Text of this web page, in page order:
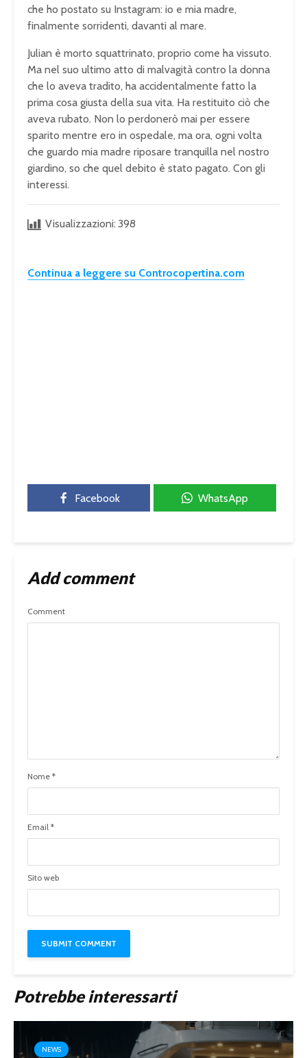
che ho postato su Instagram: io e mia madre,
finalmente sorridenti, davanti al mare.
Julian è morto squattrinato, proprio come ha vissuto.
Ma nel suo ultimo atto di malvagità contro la donna
che lo aveva tradito, ha accidentalmente fatto la
prima cosa giusta della sua vita. Ha restituito ciò che
aveva rubato. Non lo perdonerò mai per essere
sparito mentre ero in ospedale, ma ora, ogni volta
che guardo mia madre riposare tranquilla nel nostro
giardino, so che quel debito è stato pagato. Con gli
interessi.
Visualizzazioni: 398
Continua a leggere su Controcopertina.com
Facebook WhatsApp
Add comment
Comment
Nome *
Email *
Sito web
Potrebbe interessarti
NEWS